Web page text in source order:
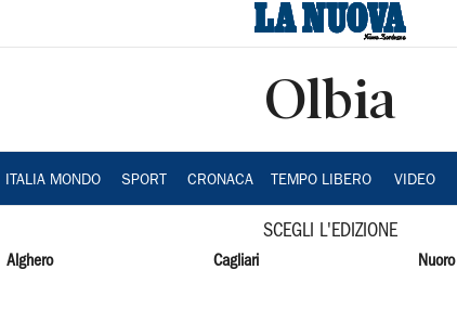
Olbia
ITALIA MONDO SPORT CRONACA TEMPO LIBERO VIDEO
SCEGLI L'EDIZIONE
Alghero Cagliari Nuoro